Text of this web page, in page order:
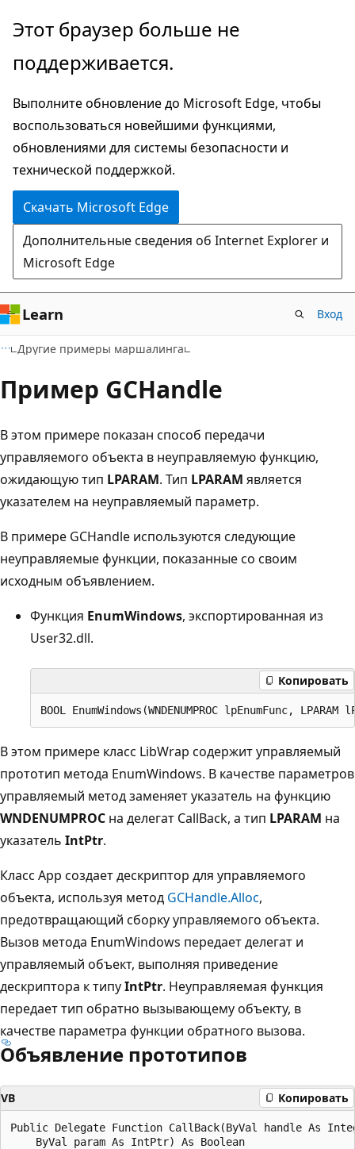
Пропустить
перейти
основному
содержимому
Этот браузер больше не
поддерживается.
Выполните обновление до Microsoft Edge, чтобы
воспользоваться новейшими функциями,
обновлениями для системы безопасности и
технической поддержкой.
Скачать Microsoft Edge
Дополнительные сведения об Internet Explorer и
Microsoft Edge
Learn Вход
Другие примеры маршалинга
Пример GCHandle
В этом примере показан способ передачи
управляемого объекта в неуправляемую функцию,
ожидающую тип LPARAM. Тип LPARAM является
указателем на неуправляемый параметр.
В примере GCHandle используются следующие
неуправляемые функции, показанные со своим
исходным объявлением.
Функция EnumWindows, экспортированная из
User32.dll.
Копировать
В этом примере класс LibWrap содержит управляемый
прототип метода EnumWindows. В качестве параметров
управляемый метод заменяет указатель на функцию
WNDENUMPROC на делегат CallBack, а тип LPARAM на
указатель IntPtr.
Класс App создает дескриптор для управляемого
объекта, используя метод GCHandle.Alloc,
предотвращающий сборку управляемого объекта.
Вызов метода EnumWindows передает делегат и
управляемый объект, выполняя приведение
дескриптора к типуIntPtr. Неуправляемая функция
передает тип обратно вызывающему объекту, в
качестве параметра функции обратного вызова.
Объявление прототипов
VB Копировать
Public Delegate Function CallBack(ByVal handle As
    ByVal param As IntPtr) As Boolean